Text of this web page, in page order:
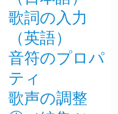
歌詞の入力
（英語）
音符のプロパ
ティ
歌声の調整